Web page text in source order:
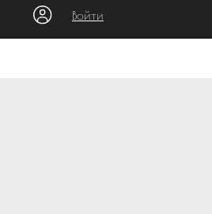
Войти